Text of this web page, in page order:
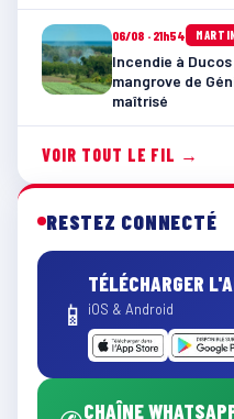
06/08 · 21h54
Incendie à
mangrove de
maîtrisé
VOIR TOUT LE FIL →
RESTEZ CONNECTÉ
📱
TÉLÉCHARGER
iOS & Android
CHAÎNE